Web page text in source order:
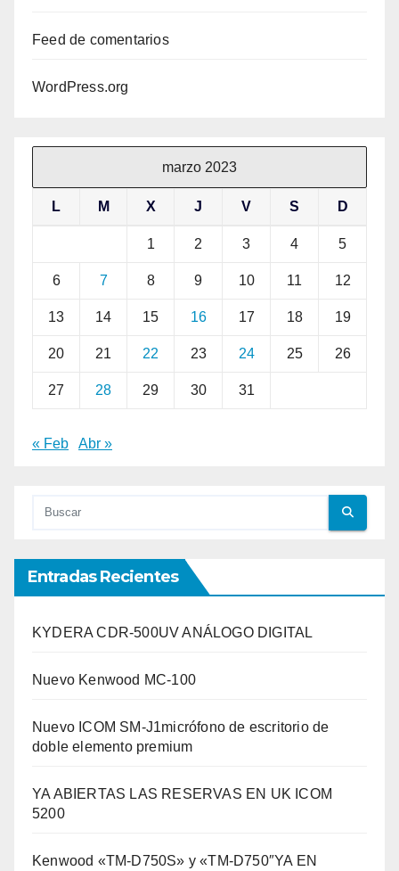
Feed de comentarios
WordPress.org
marzo 2023
L M X J V S D
1 2 3 4 5
6 7 8 9 10 11 12
13 14 15 16 17 18 19
20 21 22 23 24 25 26
27 28 29 30 31
« Feb Abr »
Entradas Recientes
KYDERA CDR-500UV ANÁLOGO DIGITAL
Nuevo Kenwood MC-100
Nuevo ICOM SM-J1micrófono de escritorio de
doble elemento premium
YA ABIERTAS LAS RESERVAS EN UK ICOM
5200
Kenwood «TM-D750S» y «TM-D750″YA EN